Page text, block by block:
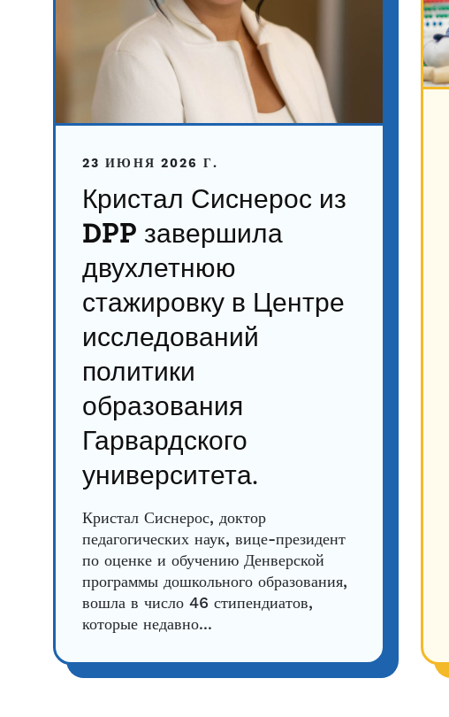
23 ИЮНЯ 2026 Г.
Кристал Сиснерос из
DPP завершила
двухлетнюю
стажировку в Центре
исследований
политики
образования
Гарвардского
университета.
Кристал Сиснерос, доктор
педагогических наук, вице-президент
по оценке и обучению Денверской
программы дошкольного образования,
вошла в число 46 стипендиатов,
которые недавно...